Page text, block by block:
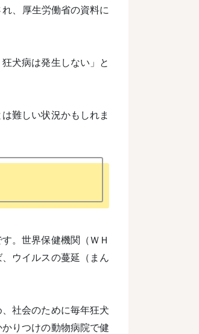
、厚生労働省の資料に
犬病は発生しない」と
難しい状況かもしれま
。世界保健機関（ＷＨ
ウイルスの蔓延（まん
社会のために毎年狂犬
りつけの動物病院で健